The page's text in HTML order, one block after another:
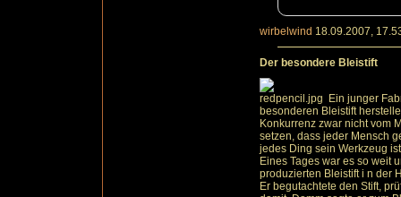
wirbelwind 18.09.2007,
Der besondere Bleistift
Ein junger
besonderen Bleistift
Konkurrenz zwar nicht vom
setzen, dass jeder Mensch
jedes Ding sein Werkzeug
Eines Tages war es so weit
produzierten Bleistift i n der
Er begutachtete den Stift,